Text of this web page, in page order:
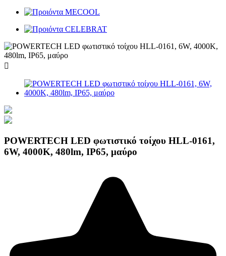

POWERTECH LED φωτιστικό τοίχου HLL-0161,
6W, 4000K, 480lm, IP65, μαύρο